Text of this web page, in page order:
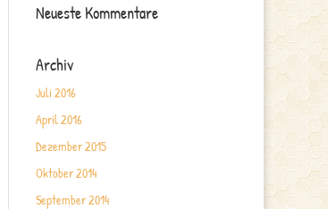
Neueste Kommentare
Archiv
Juli 2016
April 2016
Dezember 2015
Oktober 2014
September 2014